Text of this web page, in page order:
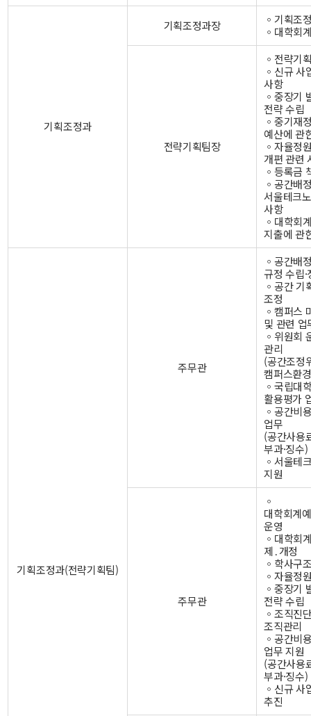
기획조정과
기획조정과장
◦기획조
◦대학회
전략기획팀장
◦전략기
◦신규 사
사항
◦중장기
전략 수립
◦중기재
예산에 관
◦자율정
개편 관련
◦등록금
◦공간배
서울테크
사항
◦대학회
지출에 관
기획조정과(전략기획팀)
주무관
◦공간배
규정 수립·
◦공간 기
조정
◦캠퍼스
및 관련 업
◦위원회
관리
(공간조정
캠퍼스환
◦국립대
활용평가
◦공간비
업무
(공간사용
부과·징수)
◦서울테
지원
주무관
◦
대학회계
운영
◦대학회
제․개정
◦학사구
◦자율정
◦중장기
전략 수립
◦조직진
조직관리
◦공간비
업무 지원
(공간사용
부과·징수)
◦신규 사
추진